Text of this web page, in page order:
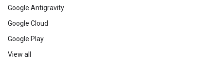
Google Antigravity
Google Cloud
Google Play
View all